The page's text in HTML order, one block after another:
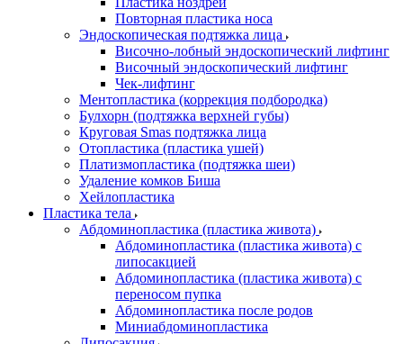
Повторная пластика носа
Эндоскопическая подтяжка лица
Височно-лобный эндоскопический лифтинг
Височный эндоскопический лифтинг
Чек-лифтинг
Ментопластика (коррекция подбородка)
Булхорн (подтяжка верхней губы)
Круговая Smas подтяжка лица
Отопластика (пластика ушей)
Платизмопластика (подтяжка шеи)
Удаление комков Биша
Хейлопластика
Пластика тела
Абдоминопластика (пластика живота)
Абдоминопластика (пластика живота) с
липосакцией
Абдоминопластика (пластика живота) с
переносом пупка
Абдоминопластика после родов
Миниабдоминопластика